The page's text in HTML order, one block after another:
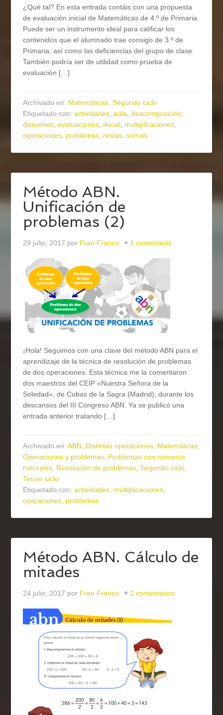
¿Qué tal? En esta entrada contáis con una propuesta
de evaluación inicial de Matemáticas de 4.º de Primaria.
Puede ser un instrumento ideal para calificar los
contenidos que el alumnado trae consigo de 3.º de
Primaria, así como las deficiencias del grupo de clase.
También podría ser de utilidad como prueba de
evaluación […]
Archivado en: Matemáticas,Segundo ciclo
Etiquetado con:actividades,aula,descomposición,
divisiones,evaluaciones, inicial, multiplicaciones,
operaciones, problemas, restas,sumas
Método ABN.
Unificación de
problemas (2)
29 julio, 2017 por Fran Franco 1 comentario
¡Hola! Seguimos con una clave del método ABN para el
aprendizaje de la técnica de resolución de problemas
de dos operaciones. Esta técnica me la comentaron
dos maestros del CEIP «Nuestra Señora de la
Soledad», de Cubas de la Sagra (Madrid), durante los
descansos del III Congreso ABN. Ya se publicó una
entrada anterior tratando […]
Archivado en:ABN, Distintas operaciones, Matemáticas,
Operaciones y problemas, Problemas con números
naturales, Resolución de problemas,Segundo ciclo,
Tercer ciclo
Etiquetado con:actividades, multiplicaciones,
operaciones, problemas
Método ABN. Cálculo de
mitades
24 julio, 2017 por Fran Franco 2 comentarios